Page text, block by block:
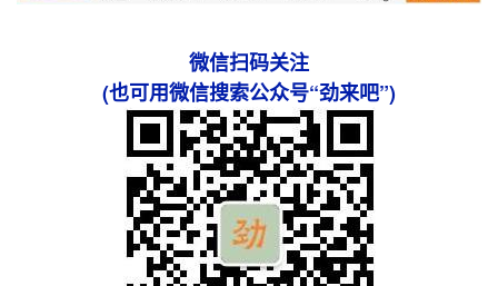
微信扫码关注
(也可用微信搜索公众号“劲来吧”)